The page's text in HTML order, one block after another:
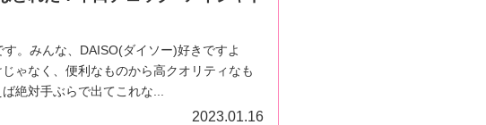
。みんな、DAISO(ダイソー)好きですよ
ゃなく、便利なものから高クオリティなも
絶対手ぶらで出てこれな...
2023.01.16